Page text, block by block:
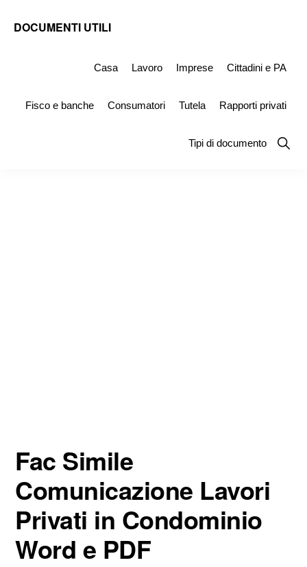
DOCUMENTI UTILI
Simile
Casa Lavoro Imprese Cittadini e PA
Fisco e banche Consumatori Tutela Rapporti privati
Tipi di documento
Show
Fac Simile
Comunicazione Lavori
Privati in Condominio
Word e PDF